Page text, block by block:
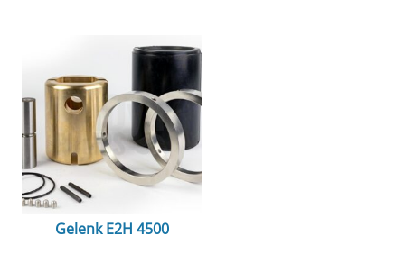
Gelenk E2H 4500